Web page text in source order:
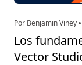
Por Benjamin Viney
Los
Vector